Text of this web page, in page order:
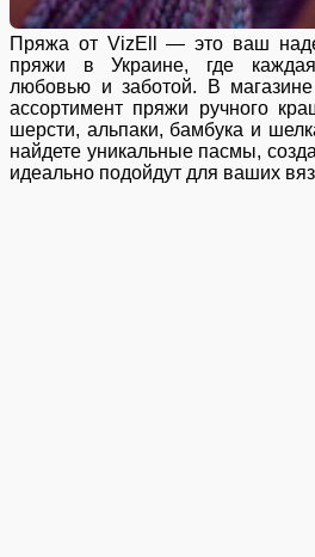
Пряжа от VizEll — это ваш
пряжи в Украине, где каждая
любовью и заботой. В
ассортимент пряжи ручного
шерсти, альпаки, бамбука и
найдете уникальные пасмы,
идеально подойдут для ваших